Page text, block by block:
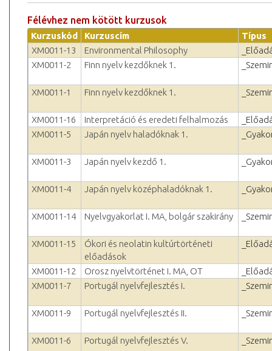
Félévhez nem kötött kurzusok
Kurzuskód Kurzuscím
Típus
XM0011-13
Environmental Philosophy
XM0011-2
Finn nyelv kezdőknek 1.
XM0011-1 Finn nyelv kezdőknek 1.
XM0011-16 Interpretáció és eredeti felhalmozás
XM0011-5
Japán nyelv haladóknak 1.
XM0011-3 Japán nyelv kezdő 1.
XM0011-4 Japán nyelv középhaladóknak 1.
XM0011-14 Nyelvgyakorlat I. MA, bolgár szakirány
XM0011-15
Ókori és neolatin kultúrtörténeti
előadások
XM0011-12 Orosz nyelvtörténet I. MA, OT
XM0011-7
Portugál nyelvfejlesztés I.
XM0011-9 Portugál nyelvfejlesztés II.
XM0011-6 Portugál nyelvfejlesztés V.